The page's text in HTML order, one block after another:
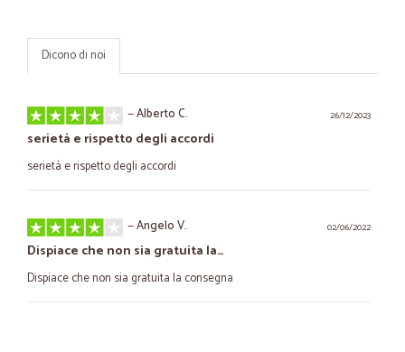
Dicono di noi
26/12/2023
—Alberto C.
serietà e rispetto degli accordi
serietà e rispetto degli accordi
02/06/2022
—Angelo V.
Dispiace che non sia gratuita la…
Dispiace che non sia gratuita la consegna